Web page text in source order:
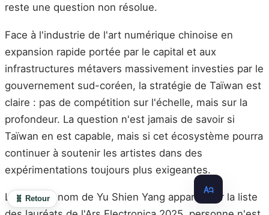
reste une question non résolue.
Face à l'industrie de l'art numérique chinoise en
expansion rapide portée par le capital et aux
infrastructures métavers massivement investies par le
gouvernement sud-coréen, la stratégie de Taïwan est
claire : pas de compétition sur l'échelle, mais sur la
profondeur. La question n'est jamais de savoir si
Taïwan en est capable, mais si cet écosystème pourra
continuer à soutenir les artistes dans des
expérimentations toujours plus exigeantes.
Lorsque le nom de Yu Shien Yang apparaît sur la liste
🧬 Retour